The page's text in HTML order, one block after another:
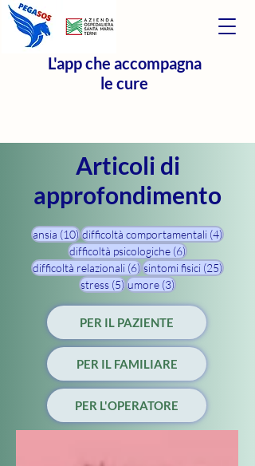
L'app che accompagna
le cure
Articoli di
approfondimento
ansia (10)10 post
difficoltà comportamentali (4)4 post
difficoltà psicologiche (6)6 post
difficoltà relazionali (6)6 post
sintomi fisici (25)25 post
stress (5)5 post
umore (3)3 post
PER IL PAZIENTE
PER IL FAMILIARE
PER L'OPERATORE